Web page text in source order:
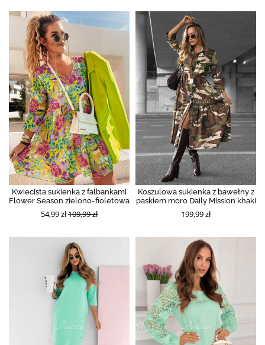
Kwiecista sukienka z falbankami
Flower Season zielono-fioletowa
54,99 zł109,99 zł
Koszulowa sukienka z bawełny z
paskiem moro Daily Mission khaki
199,99 zł